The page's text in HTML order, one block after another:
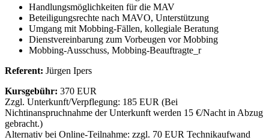
Handlungsmöglichkeiten für die MAV
Beteiligungsrechte nach MAVO, Unterstützung
Umgang mit Mobbing-Fällen, kollegiale Beratung
Dienstvereinbarung zum Vorbeugen vor Mobbing
Mobbing-Ausschuss, Mobbing-Beauftragte_r
Referent: Jürgen Ipers
Kursgebühr: 370 EUR
Zzgl. Unterkunft/Verpflegung: 185 EUR (Bei
Nichtinanspruchnahme der Unterkunft werden 15 €/Nacht in Abzug
gebracht.)
Alternativ bei Online-Teilnahme: zzgl. 70 EUR Technikaufwand